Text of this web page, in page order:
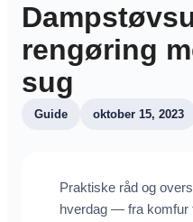
rengøring
sug
Guide oktober 15, 2023
Praktiske råd og
hverdag — fra komfur